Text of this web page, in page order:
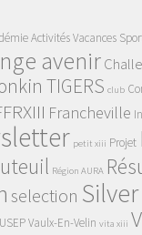
Activités Vacances
avenir
TIGERS club
Francheville
petit xiii Projet
Région AURA
selection
USEPVaulx-En-Velin vita xiii